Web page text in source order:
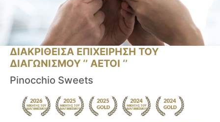
ΔΙΑΚΡΙΘΕΙΣΑ ΕΠΙΧΕΙΡΗΣΗ ΤΟΥ
ΔΙΑΓΩΝΙΣΜΟΥ ‘’ ΑΕΤΟΙ ‘’
Pinocchio Sweets